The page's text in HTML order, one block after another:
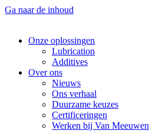
Ga naar de inhoud
Onze oplossingen
Lubrication
Additives
Over ons
Nieuws
Ons verhaal
Duurzame keuzes
Certificeringen
Werken bij Van Meeuwen